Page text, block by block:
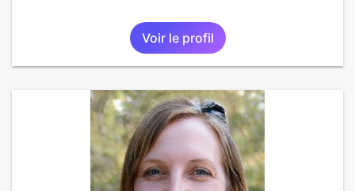
Voir le profil